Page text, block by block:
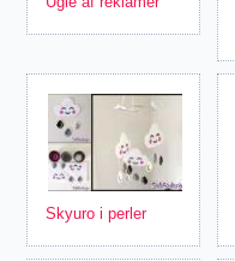
Skyuro i perler